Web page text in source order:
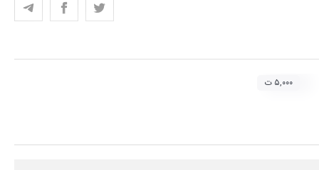
۵,۰۰۰ ت